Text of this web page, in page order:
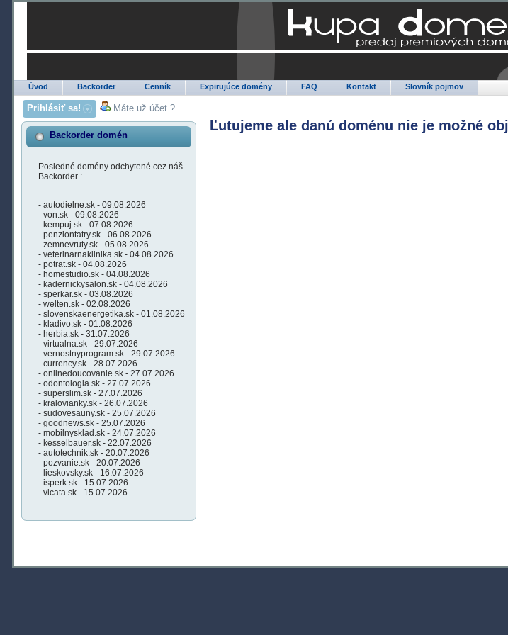
Úvod Backorder Cenník Expirujúce domény FAQ Kontakt Slovník pojmov
Prihlásiť sa! Máte už účet ?
Backorder domén
Posledné domény odchytené cez náš
Backorder :
- autodielne.sk - 09.08.2026
- von.sk - 09.08.2026
- kempuj.sk - 07.08.2026
- penziontatry.sk - 06.08.2026
- zemnevruty.sk - 05.08.2026
- veterinarnaklinika.sk - 04.08.2026
- potrat.sk - 04.08.2026
- homestudio.sk - 04.08.2026
- kadernickysalon.sk - 04.08.2026
- sperkar.sk - 03.08.2026
- welten.sk - 02.08.2026
- slovenskaenergetika.sk - 01.08.2026
- kladivo.sk - 01.08.2026
- herbia.sk - 31.07.2026
- virtualna.sk - 29.07.2026
- vernostnyprogram.sk - 29.07.2026
- currency.sk - 28.07.2026
- onlinedoucovanie.sk - 27.07.2026
- odontologia.sk - 27.07.2026
- superslim.sk - 27.07.2026
- kralovianky.sk - 26.07.2026
- sudovesauny.sk - 25.07.2026
- goodnews.sk - 25.07.2026
- mobilnysklad.sk - 24.07.2026
- kesselbauer.sk - 22.07.2026
- autotechnik.sk - 20.07.2026
- pozvanie.sk - 20.07.2026
- lieskovsky.sk - 16.07.2026
- isperk.sk - 15.07.2026
- vlcata.sk - 15.07.2026
Ľutujeme ale danú doménu nie je možné